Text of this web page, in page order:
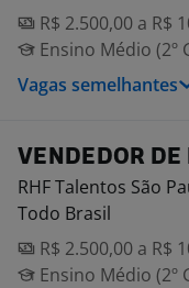
R$ 2.500,00 a R$
Ensino Médio (2º
Vagas semelhantes
VENDEDOR DE
RHF Talentos São
Todo Brasil
R$ 2.500,00 a R$
Ensino Médio (2º